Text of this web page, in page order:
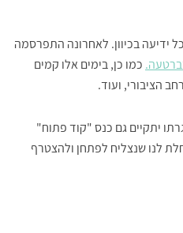
ידיעה בכיוון. לאחרונה התפרסמה
כמו כן, בימים אלו קמים
הציבורי, ועוד.
יתקיים גם כנס "קוד פתוח"
לנו שנצליח לפתחן ולהצטרף